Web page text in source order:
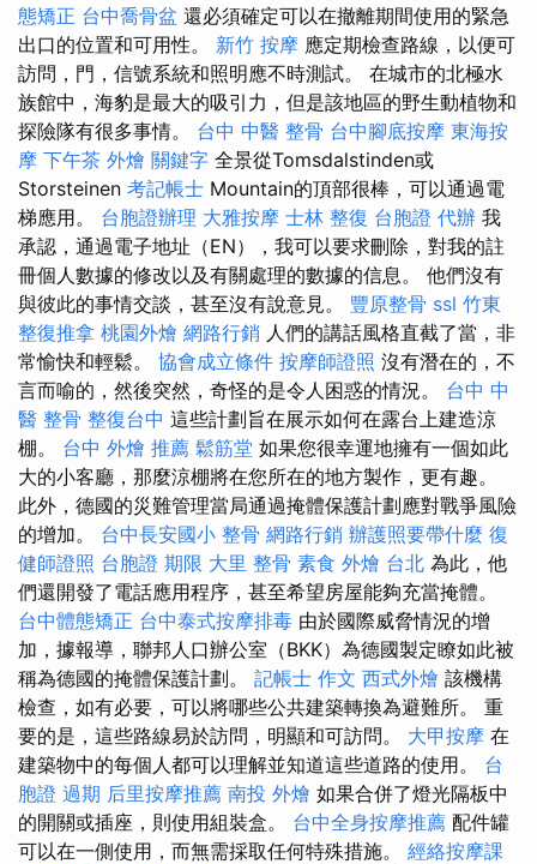
態矯正 台中喬骨盆 還必須確定可以在撤離期間使用的緊急
出口的位置和可用性。 新竹 按摩 應定期檢查路線，以便可
訪問，門，信號系統和照明應不時測試。 在城市的北極水
族館中，海豹是最大的吸引力，但是該地區的野生動植物和
探險隊有很多事情。 台中 中醫 整骨 台中腳底按摩 東海按
摩 下午茶 外燴 關鍵字 全景從Tomsdalstinden或
Storsteinen 考記帳士 Mountain的頂部很棒，可以通過電
梯應用。 台胞證辦理 大雅按摩 士林 整復 台胞證 代辦 我
承認，通過電子地址（EN），我可以要求刪除，對我的註
冊個人數據的修改以及有關處理的數據的信息。 他們沒有
與彼此的事情交談，甚至沒有說意見。 豐原整骨 ssl 竹東
整復推拿 桃園外燴 網路行銷 人們的講話風格直截了當，非
常愉快和輕鬆。 協會成立條件 按摩師證照 沒有潛在的，不
言而喻的，然後突然，奇怪的是令人困惑的情況。 台中 中
醫 整骨 整復台中 這些計劃旨在展示如何在露台上建造涼
棚。 台中 外燴 推薦 鬆筋堂 如果您很幸運地擁有一個如此
大的小客廳，那麼涼棚將在您所在的地方製作，更有趣。
此外，德國的災難管理當局通過掩體保護計劃應對戰爭風險
的增加。 台中長安國小 整骨 網路行銷 辦護照要帶什麼 復
健師證照 台胞證 期限 大里 整骨 素食 外燴 台北 為此，他
們還開發了電話應用程序，甚至希望房屋能夠充當掩體。
台中體態矯正 台中泰式按摩排毒 由於國際威脅情況的增
加，據報導，聯邦人口辦公室（BKK）為德國製定瞭如此被
稱為德國的掩體保護計劃。 記帳士 作文 西式外燴 該機構
檢查，如有必要，可以將哪些公共建築轉換為避難所。 重
要的是，這些路線易於訪問，明顯和可訪問。 大甲按摩 在
建築物中的每個人都可以理解並知道這些道路的使用。 台
胞證 過期 后里按摩推薦 南投 外燴 如果合併了燈光隔板中
的開關或插座，則使用組裝盒。 台中全身按摩推薦 配件罐
可以在一側使用，而無需採取任何特殊措施。 經絡按摩課